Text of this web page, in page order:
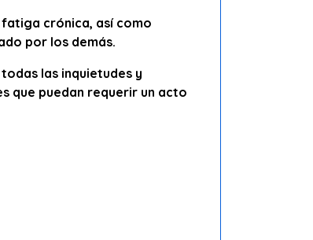
crónica, así como
por los demás.
las inquietudes y
que puedan requerir un acto